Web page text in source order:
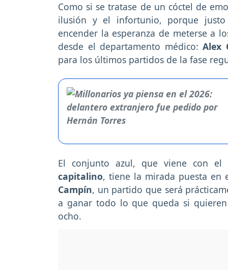
Como si se tratase de un cóctel de
ilusión y el infortunio, porque
encender la esperanza de meterse a
desde el departamento médico: Alex
para los últimos partidos de la fase
El conjunto azul, que viene con
capitalino, tiene la mirada puesta en
Campín, un partido que será
a ganar todo lo que queda si
ocho.